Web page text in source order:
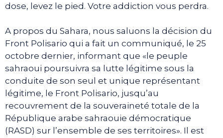
dose, levez le pied. Votre addiction vous perdra.
A propos du Sahara, nous saluons la décision du
Front Polisario qui a fait un communiqué, le 25
octobre dernier, informant que «le peuple
sahraoui poursuivra sa lutte légitime sous la
conduite de son seul et unique représentant
légitime, le Front Polisario, jusqu’au
recouvrement de la souveraineté totale de la
République arabe sahraouie démocratique
(RASD) sur l’ensemble de ses territoires». Il est